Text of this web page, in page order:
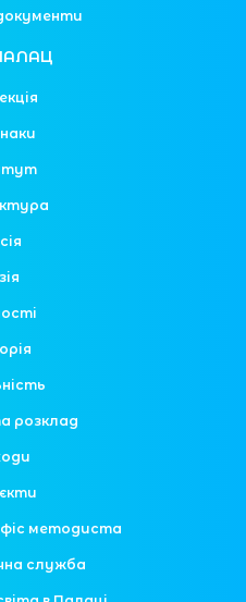
розклад
методиста
служба